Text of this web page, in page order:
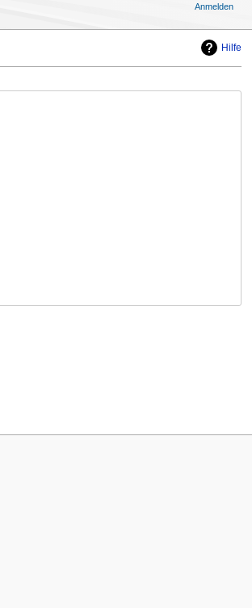
Hilfe
Anmelden